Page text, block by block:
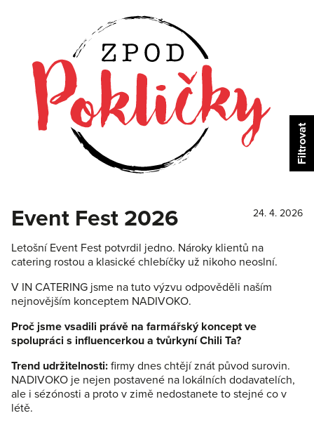
Event Fest 2026 24. 4. 2026
Letošní Event Fest potvrdil jedno. Nároky klientů na
catering rostou a klasické chlebíčky už nikoho neoslní.
V IN CATERING jsme na tuto výzvu odpověděli naším
nejnovějším konceptem NADIVOKO.
Proč jsme vsadili právě na farmářský koncept ve
spolupráci s influencerkou a tvůrkyní Chili Ta?
Trend udržitelnosti: firmy dnes chtějí znát původ surovin.
NADIVOKO je nejen postavené na lokálních dodavatelích,
ale i sézónosti a proto v zimě nedostanete to stejné co v
létě.